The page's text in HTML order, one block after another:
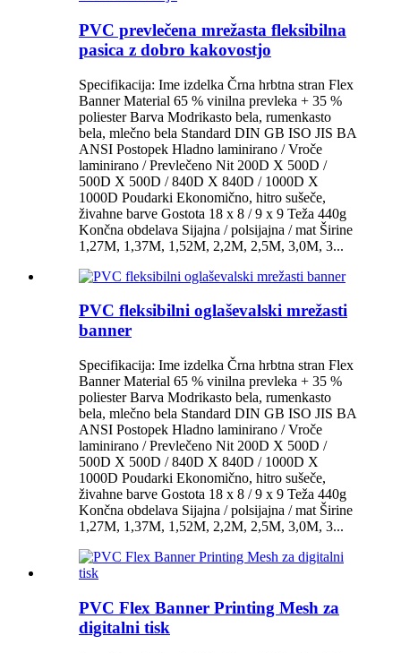
PVC prevlečena mrežasta fleksibilna
pasica z dobro kakovostjo
Specifikacija: Ime izdelka Črna hrbtna stran Flex
Banner Material 65 % vinilna prevleka + 35 %
poliester Barva Modrikasto bela, rumenkasto
bela, mlečno bela Standard DIN GB ISO JIS BA
ANSI Postopek Hladno laminirano / Vroče
laminirano / Prevlečeno Nit 200D X 500D /
500D X 500D / 840D X 840D / 1000D X
1000D Poudarki Ekonomično, hitro sušeče,
živahne barve Gostota 18 x 8 / 9 x 9 Teža 440g
Končna obdelava Sijajna / polsijajna / mat Širine
1,27M, 1,37M, 1,52M, 2,2M, 2,5M, 3,0M, 3...
PVC fleksibilni oglaševalski mrežasti
banner
Specifikacija: Ime izdelka Črna hrbtna stran Flex
Banner Material 65 % vinilna prevleka + 35 %
poliester Barva Modrikasto bela, rumenkasto
bela, mlečno bela Standard DIN GB ISO JIS BA
ANSI Postopek Hladno laminirano / Vroče
laminirano / Prevlečeno Nit 200D X 500D /
500D X 500D / 840D X 840D / 1000D X
1000D Poudarki Ekonomično, hitro sušeče,
živahne barve Gostota 18 x 8 / 9 x 9 Teža 440g
Končna obdelava Sijajna / polsijajna / mat Širine
1,27M, 1,37M, 1,52M, 2,2M, 2,5M, 3,0M, 3...
PVC Flex Banner Printing Mesh za
digitalni tisk